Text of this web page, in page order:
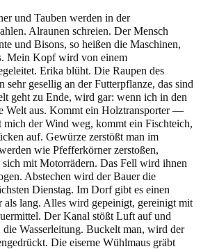
und Tauben werden in der
Alraunen schreien. Der Mensch
und Bisons, so heißen die Maschinen,
Mein Kopf wird von einem
Erika blüht. Die Raupen des
sehr gesellig an der Futterpflanze, das sind
geht zu Ende, wird gar: wenn ich in den
Welt aus. Kommt ein Holztransporter ―
mich der Wind weg, kommt ein Fischteich,
auf. Gewürze zerstößt man im
wie Pfefferkörner zerstoßen,
sich mit Motorrädern. Das Fell wird ihnen
Abstechen wird der Bauer die
Dienstag. Im Dorf gibt es einen
als lang. Alles wird gepeinigt, gereinigt mit
Der Kanal stößt Luft auf und
die Wasserleitung. Buckelt man, wird der
Die eiserne Wühlmaus gräbt